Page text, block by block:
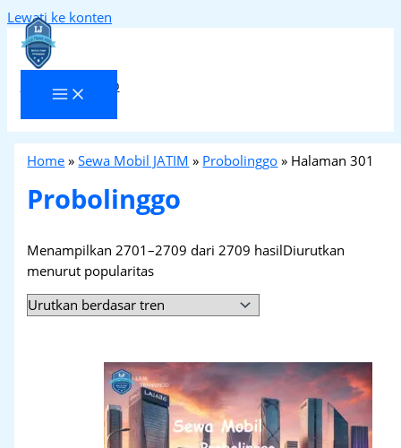
Lewati ke konten
Laja Transindo
Home »Sewa Mobil JATIM » Probolinggo » Halaman 301
Probolinggo
Menampilkan 2701–2709 dari 2709 hasilDiurutkan
menurut popularitas